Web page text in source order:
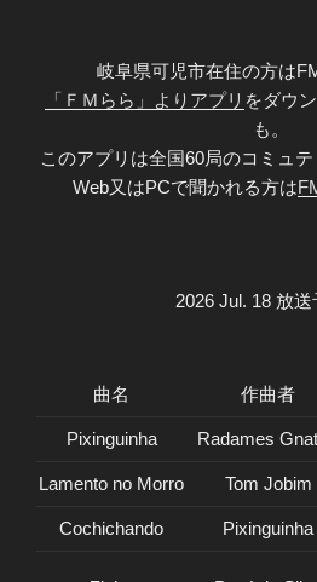
岐阜県可児市在住の方は
「ＦＭらら」よりアプリ をダウ
も。
このアプリは全国60局のコミュテ
Web又はPCで聞かれる方は
2026 Jul. 18 放送
曲名 作曲者
Pixinguinha Radames
Lamento no Morro Tom Jobim
Cochichando Pixinguinha